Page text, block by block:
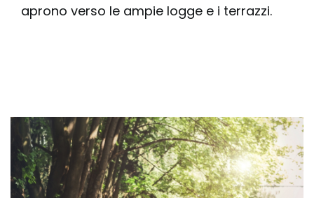
aprono verso le ampie logge e i terrazzi.